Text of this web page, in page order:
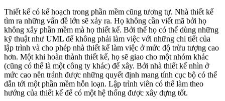
Thiết kế có kế hoạch trong phần mềm cũng tương tự. Nhà thiết kế
tìm ra những vấn đề lớn sẽ xảy ra. Họ không cần viết mã bởi họ
không xây phần mềm mà họ thiết kế. Bởi thế họ có thể dùng những
kỹ thuật như UML để không phải làm việc với những chi tiết của
lập trình và cho phép nhà thiết kế làm việc ở mức độ trừu tượng cao
hơn. Một khi hoàn thành thiết kế, họ sẽ giao cho một nhóm khác
(cũng có thể là một công ty khác) để xây. Bởi nhà thiết kế nhìn ở
mức cao nên tránh được những quyết định mang tính cục bộ có thể
dẫn tới một phần mềm hỗn loạn. Lập trình viên có thể làm theo
hướng của thiết kế để có một hệ thống được xây dựng tốt.